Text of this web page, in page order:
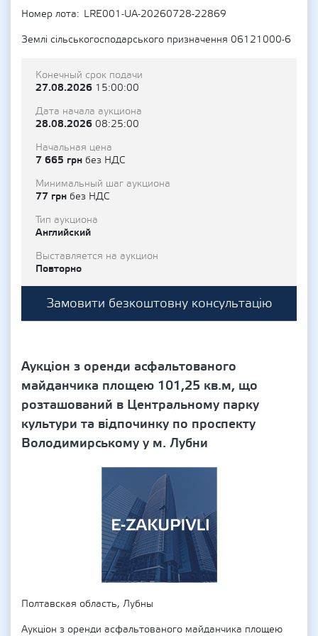
Номер лота
LRE001-UA-20260728-22869
Землі сільськогосподарського призначення 06121000-6
Конечный срок подачи
27.08.2026 15:00:00
Дата начала аукциона
28.08.2026 08:25:00
Начальная цена
7 665 грн без НДС
Минимальный шаг аукциона
77 грн без НДС
Тип аукциона
Английский
Выставляется на аукцион
Повторно
Замовити безкоштовну консультацію
Аукціон з оренди асфальтованого
майданчика площею 101,25 кв.м, що
розташований в Центральному парку
культури та відпочинку по проспекту
Володимирському у м. Лубни
Полтавская область, Лубны
Аукціон з оренди асфальтованого майданчика площею